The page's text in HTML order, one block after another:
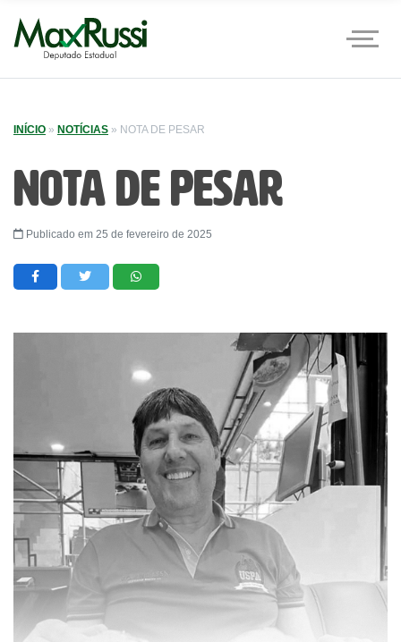
INÍCIO » NOTÍCIAS » NOTA DE PESAR
NOTA DE PESAR
Publicado em 25 de fevereiro de 2025